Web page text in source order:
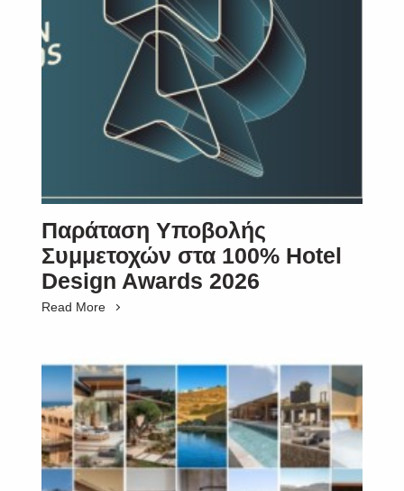
Παράταση Υποβολής
Συμμετοχών στα 100% Hotel
Design Awards 2026
Read More